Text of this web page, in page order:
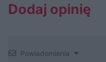
Dodaj opinię
Powiadomienia